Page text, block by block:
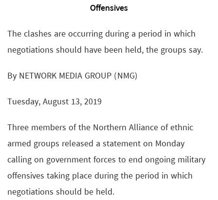
Offensives
The clashes are occurring during a period in which
negotiations should have been held, the groups say.
By NETWORK MEDIA GROUP (NMG)
Tuesday, August 13, 2019
Three members of the Northern Alliance of ethnic
armed groups released a statement on Monday
calling on government forces to end ongoing military
offensives taking place during the period in which
negotiations should be held.